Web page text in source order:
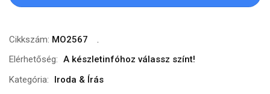
Cikkszám: MO2567
Elérhetőség: A készletinfóhoz válassz színt!
Kategória:
Iroda & Írás